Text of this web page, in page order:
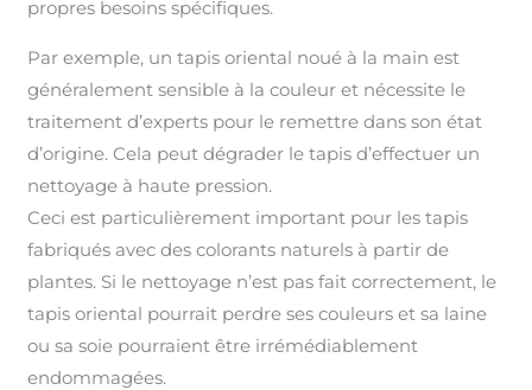
propres besoins spécifiques.
Par exemple, un tapis oriental noué à la main est
généralement sensible à la couleur et nécessite le
traitement d’experts pour le remettre dans son état
d’origine. Cela peut dégrader le tapis d’effectuer un
nettoyage à haute pression.
Ceci est particulièrement important pour les tapis
fabriqués avec des colorants naturels à partir de
plantes. Si le nettoyage n’est pas fait correctement, le
tapis oriental pourrait perdre ses couleurs et sa laine
ou sa soie pourraient être irrémédiablement
endommagées.